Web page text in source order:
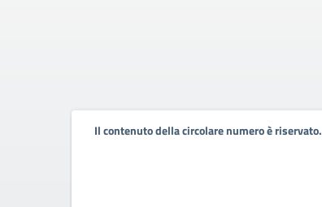
Il contenuto della circolare numero è riservato.